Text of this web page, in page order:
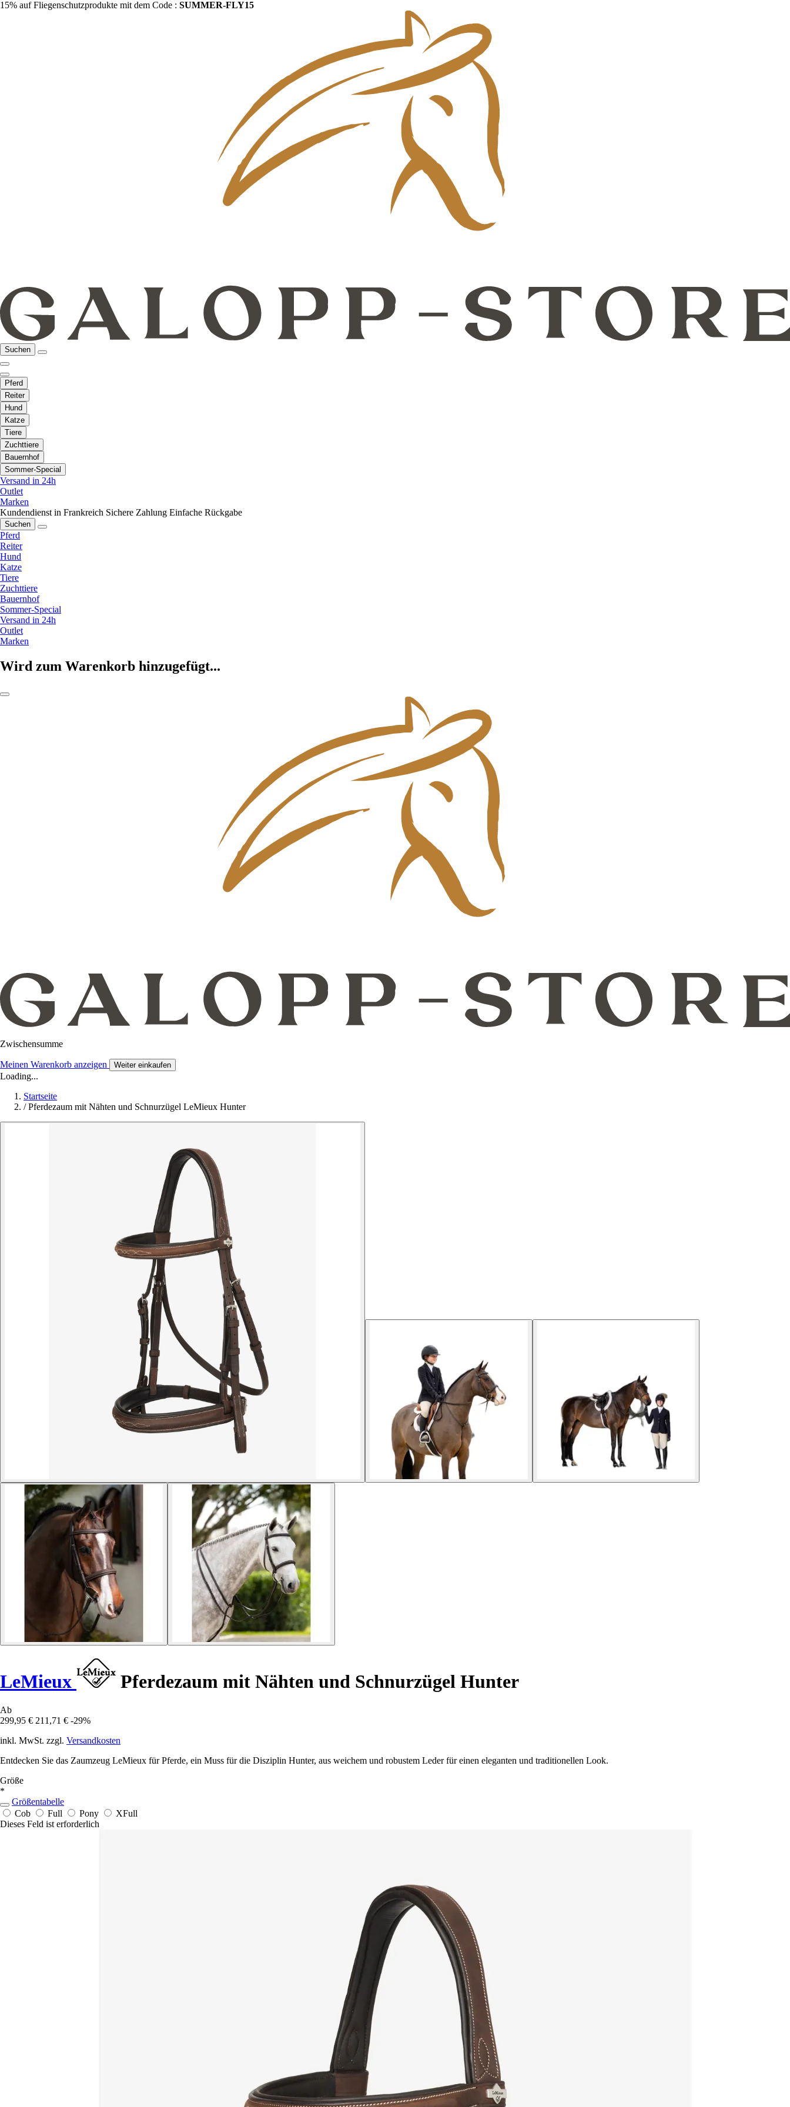
15% auf Fliegenschutzprodukte mit dem Code : SUMMER-FLY15
Suchen
Pferd
Reiter
Hund
Katze
Tiere
Zuchttiere
Bauernhof
Sommer-Special
Versand in 24h
Outlet
Marken
Kundendienst in Frankreich Sichere Zahlung Einfache Rückgabe
Suchen
Pferd
Reiter
Hund
Katze
Tiere
Zuchttiere
Bauernhof
Sommer-Special
Versand in 24h
Outlet
Marken
Wird zum Warenkorb hinzugefügt...
Zwischensumme
Meinen Warenkorb anzeigen Weiter einkaufen
Loading...
Startseite
/ Pferdezaum mit Nähten und Schnurzügel LeMieux Hunter
LeMieux Pferdezaum mit Nähten und Schnurzügel Hunter
Ab
299,95 € 211,71 € -29%
inkl. MwSt. zzgl. Versandkosten
Entdecken Sie das Zaumzeug LeMieux für Pferde, ein Muss für die Disziplin Hunter, aus weichem und robustem Leder für einen eleganten und traditionellen Look.
Größe
*
Größentabelle
Cob
Full Pony
XFull
Dieses Feld ist erforderlich